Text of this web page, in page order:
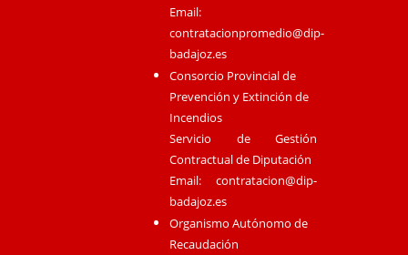
Email:
contratacionpromedio@dip-
badajoz.es
Consorcio Provincial de
Prevención y Extinción de
Incendios
Servicio de Gestión
Contractual de Diputación
Email:contratacion@dip-
badajoz.es
Organismo Autónomo de
Recaudación